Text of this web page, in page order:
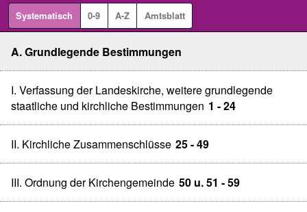
Systematisch 0-9 A-Z Amtsblatt
A. Grundlegende Bestimmungen
I. Verfassung der Landeskirche, weitere grundlegende
staatliche und kirchliche Bestimmungen 1 - 24
II. Kirchliche Zusammenschlüsse 25 - 49
III. Ordnung der Kirchengemeinde 50 u. 51 - 59